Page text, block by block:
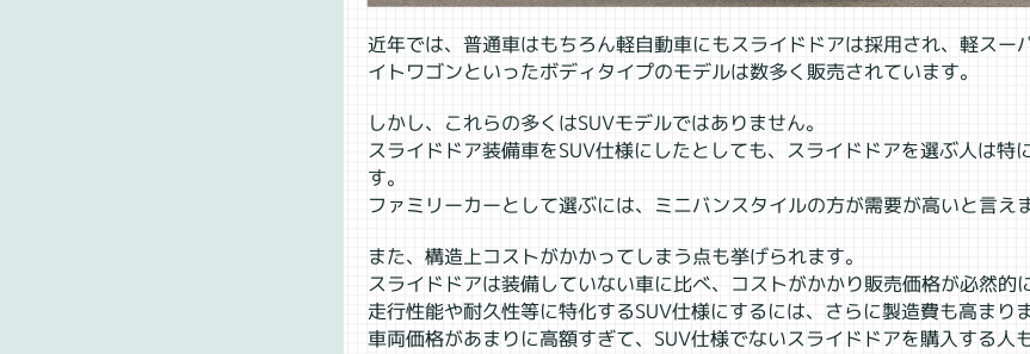
近年では、普通車はもちろん軽自動車にもスライドドアは採用され、軽スー
イトワゴンといったボディタイプのモデルは数多く販売されています。
しかし、これらの多くはSUVモデルではありません。
スライドドア装備車をSUV仕様にしたとしても、スライドドアを選ぶ人は特
す。
ファミリーカーとして選ぶには、ミニバンスタイルの方が需要が高いと言え
また、構造上コストがかかってしまう点も挙げられます。
スライドドアは装備していない車に比べ、コストがかかり販売価格が必然的
走行性能や耐久性等に特化するSUV仕様にするには、さらに製造費も高まりま
車両価格があまりに高額すぎて、SUV仕様でないスライドドアを購入する人